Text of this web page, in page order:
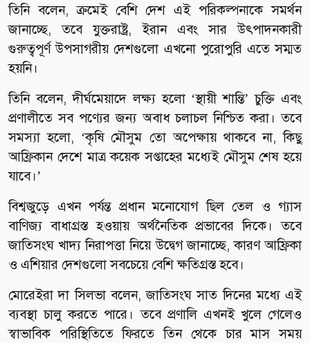
তিনি বলেন, ক্রমেই বেশি দেশ এই পরিকল্পনাকে সমর্থন
জানাচ্ছে, তবে যুক্তরাষ্ট্র, ইরান এবং সার উৎপাদনকারী
গুরুত্বপূর্ণ উপসাগরীয় দেশগুলো এখনো পুরোপুরি এতে সম্মত
হয়নি।
তিনি বলেন, দীর্ঘমেয়াদে লক্ষ্য হলো ‘স্থায়ী শান্তি’ চুক্তি এবং
প্রণালীতে সব পণ্যের জন্য অবাধ চলাচল নিশ্চিত করা। তবে
সমস্যা হলো, ‘কৃষি মৌসুম তো অপেক্ষায় থাকবে না, কিছু
আফ্রিকান দেশে মাত্র কয়েক সপ্তাহের মধ্যেই মৌসুম শেষ হয়ে
যাবে।’
বিশ্বজুড়ে এখন পর্যন্ত প্রধান মনোযোগ ছিল তেল ও গ্যাস
বাণিজ্য বাধাগ্রস্ত হওয়ায় অর্থনৈতিক প্রভাবের দিকে। তবে
জাতিসংঘ খাদ্য নিরাপত্তা নিয়ে উদ্বেগ জানাচ্ছে, কারণ আফ্রিকা
ও এশিয়ার দেশগুলো সবচেয়ে বেশি ক্ষতিগ্রস্ত হবে।
মোরেইরা দা সিলভা বলেন, জাতিসংঘ সাত দিনের মধ্যে এই
ব্যবস্থা চালু করতে পারে। তবে প্রণালি এখনই খুলে গেলেও
স্বাভাবিক পরিস্থিতিতে ফিরতে তিন থেকে চার মাস সময়